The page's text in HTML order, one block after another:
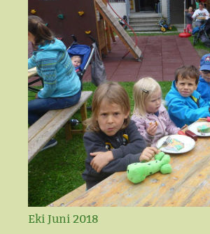
Eki Juni 2018